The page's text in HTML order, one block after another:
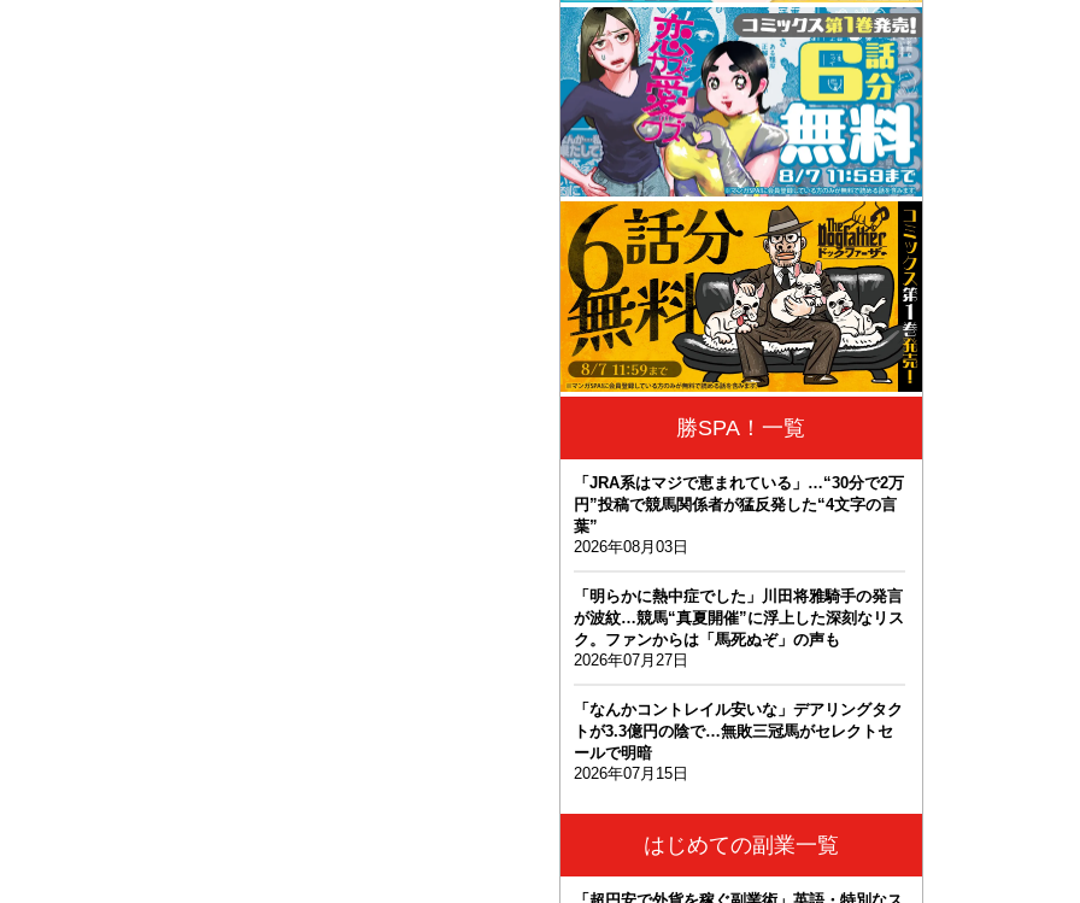
勝SPA！一覧
「JRA系はマジで恵まれている」…“30分で2万
円”投稿で競馬関係者が猛反発した“4文字の言
葉”
2026年08月03日
「明らかに熱中症でした」川田将雅騎手の発言
が波紋…競馬“真夏開催”に浮上した深刻なリス
ク。ファンからは「馬死ぬぞ」の声も
2026年07月27日
「なんかコントレイル安いな」デアリングタク
トが3.3億円の陰で…無敗三冠馬がセレクトセ
ールで明暗
2026年07月15日
はじめての副業一覧